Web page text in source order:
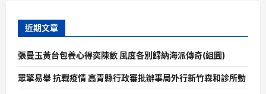
近期文章
張曼玉黃台包養心得奕陳數 風度各別歸納海派傳奇(組圖)
眾擎易舉 抗戰疫情 高青縣行政審批辦事局外行新竹森和診所動